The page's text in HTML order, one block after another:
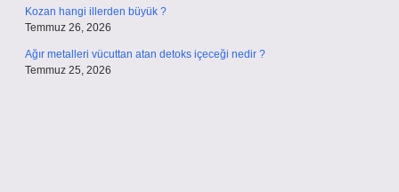
Kozan hangi illerden büyük ?
Temmuz 26, 2026
Ağır metalleri vücuttan atan detoks içeceği nedir ?
Temmuz 25, 2026